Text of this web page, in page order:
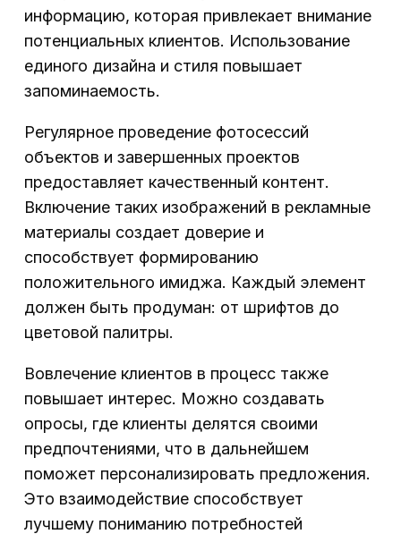
информацию, которая привлекает внимание
потенциальных клиентов. Использование
единого дизайна и стиля повышает
запоминаемость.
Регулярное проведение фотосессий
объектов и завершенных проектов
предоставляет качественный контент.
Включение таких изображений в рекламные
материалы создает доверие и
способствует формированию
положительного имиджа. Каждый элемент
должен быть продуман: от шрифтов до
цветовой палитры.
Вовлечение клиентов в процесс также
повышает интерес. Можно создавать
опросы, где клиенты делятся своими
предпочтениями, что в дальнейшем
поможет персонализировать предложения.
Это взаимодействие способствует
лучшему пониманию потребностей